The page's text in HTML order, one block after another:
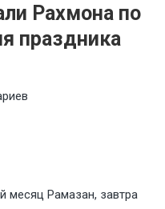
Рахмона по
праздника
месяц Рамазан, завтра